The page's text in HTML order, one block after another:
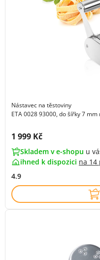
Nástavec na těstoviny
ETA 0028 93000, do šířky 7 mm
Cena s DPH:
1 999 Kč
Skladem v e-shopu u
ihned k dispozici na 14
4.9